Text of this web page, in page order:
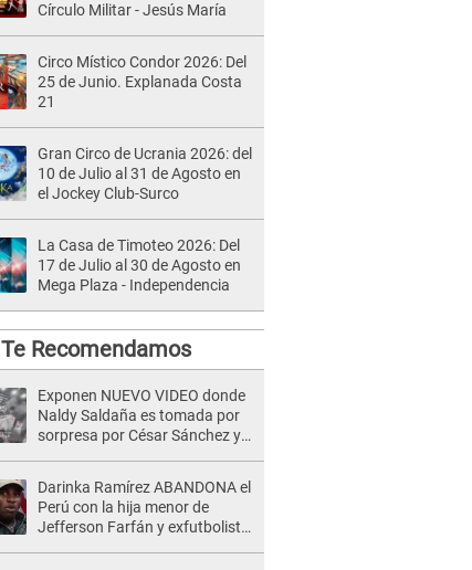
Círculo Militar - Jesús María
Circo Místico Condor 2026: Del
25 de Junio. Explanada Costa
21
Gran Circo de Ucrania 2026: del
10 de Julio al 31 de Agosto en
el Jockey Club-Surco
La Casa de Timoteo 2026: Del
17 de Julio al 30 de Agosto en
Mega Plaza - Independencia
Te Recomendamos
Exponen NUEVO VIDEO donde
Naldy Saldaña es tomada por
sorpresa por César Sánchez y
Darinka Ramírez ABANDONA el
Perú con la hija menor de
Jefferson Farfán y exfutbolista